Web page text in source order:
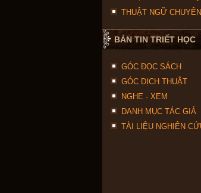
THUẬT NGỮ
BẢN TIN TRIẾT HỌC
GÓC ĐỌC SÁCH
GÓC DỊCH THUẬT
NGHE - XEM
DANH MỤC TÁC GIẢ
TÀI LIỆU NGHIÊN